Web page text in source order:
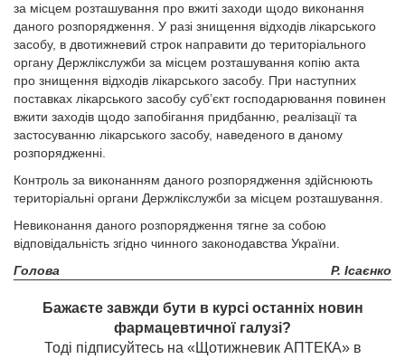
за місцем розташування про вжиті заходи щодо виконання
даного розпорядження. У разі знищення відходів лікарського
засобу, в двотижневий строк направити до територіального
органу Держлікслужби за місцем розташування копію акта
про знищення відходів лікарського засобу. При наступних
поставках лікарського засобу суб’єкт господарювання повинен
вжити заходів щодо запобігання придбанню, реалізації та
застосуванню лікарського засобу, наведеного в даному
розпорядженні.
Контроль за виконанням даного розпорядження здійснюють
територіальні органи Держлікслужби за місцем розташування.
Невиконання даного розпорядження тягне за собою
відповідальність згідно чинного законодавства України.
Голова
Р. Ісаєнко
Бажаєте завжди бути в курсі останніх новин
фармацевтичної галузі?
Тоді підписуйтесь на «Щотижневик АПТЕКА» в